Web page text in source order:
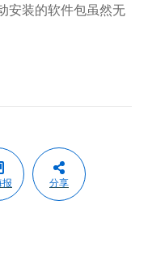
安装的软件包虽然无
报 分享